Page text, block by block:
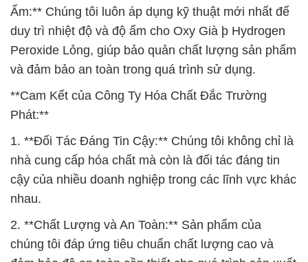
Ẩm:** Chúng tôi luôn áp dụng kỹ thuật mới nhất để
duy trì nhiệt độ và độ ẩm cho Oxy Già þ Hydrogen
Peroxide Lỏng, giúp bảo quản chất lượng sản phẩm
và đảm bảo an toàn trong quá trình sử dụng.
**Cam Kết của Công Ty Hóa Chất Đắc Trường
Phát:**
1. **Đối Tác Đáng Tin Cậy:** Chúng tôi không chỉ là
nhà cung cấp hóa chất mà còn là đối tác đáng tin
cậy của nhiều doanh nghiệp trong các lĩnh vực khác
nhau.
2. **Chất Lượng và An Toàn:** Sản phẩm của
chúng tôi đáp ứng tiêu chuẩn chất lượng cao và